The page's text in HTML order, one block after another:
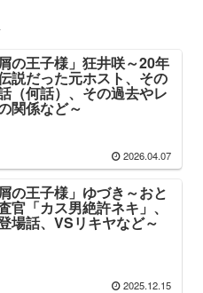
屑の王子様」狂井咲～20年
説だった元ホスト、その
（何話）、その過去やレ
関係など～
2026.04.07
屑の王子様」ゆづき～おと
官「カス男絶許ネキ」、
場話、VSリキヤなど～
2025.12.15